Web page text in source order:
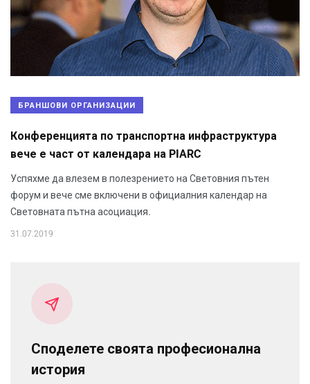
БРАНШОВИ ОРГАНИЗАЦИИ
Конференцията по транспортна инфраструктура
вече е част от календара на PIARC
Успяхме да влезем в полезрението на Световния пътен
форум и вече сме включени в официалния календар на
Световната пътна асоциация.
31.07.2019
Споделете своята професионална
история